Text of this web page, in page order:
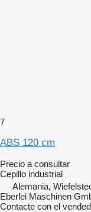
7
ABS 120 cm
Precio a consultar
Cepillo industrial
Alemania,
Eberlei Maschinen
Contacte con el